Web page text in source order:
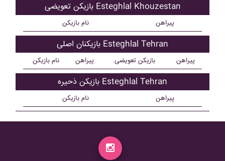
بازیکن تعویضی Esteghlal Khouzestan
نام بازیکن پیراهن
بازیکنان اصلی Esteghlal Tehran
نام بازیکن پیراهن بازیکن تعویضی پیراهن
بازیکن ذحیره Esteghlal Tehran
نام بازیکن پیراهن